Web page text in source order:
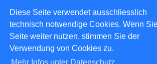
Diese Seite verwendet ausschliesslich
technisch notwendige Cookies. Wenn
Seite weiter nutzen, stimmen Sie der
Verwendung von Cookies zu.
Mehr Infos unter Datenschutz
Das sind nicht alle Salsa-Partys? Dann trage
kostenlos hier ein:
Salsa-Party neu eintragen >>